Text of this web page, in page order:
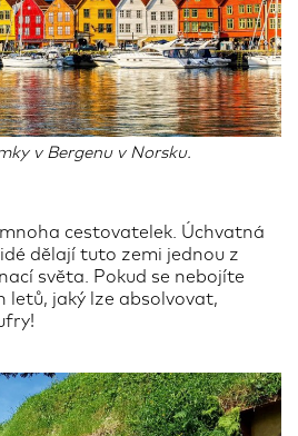
v Bergenu v Norsku.
cestovatelek. Úchvatná
dělají tuto zemi jednou z
světa. Pokud se nebojíte
letů, jaký lze absolvovat,